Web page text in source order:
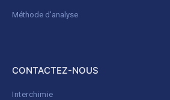
Méthode d'analyse
CONTACTEZ-NOUS
Interchimie